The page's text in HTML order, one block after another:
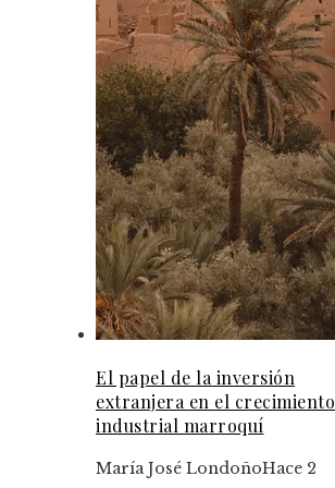
El papel de la inversión
extranjera en el crecimiento
industrial marroquí
María José LondoñoHace 2